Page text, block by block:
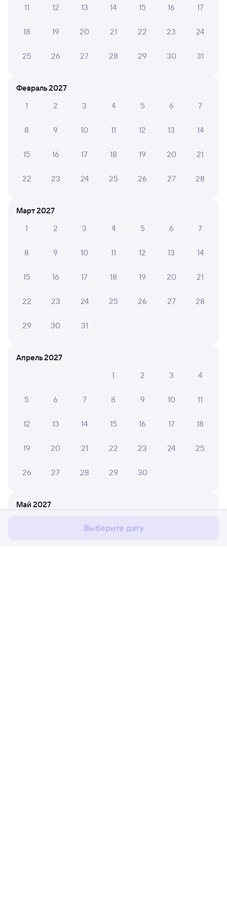
А ещё здесь можно найти
Обратные билеты из Вихоревки в Беркакит
Отели
11 12 13 14 15 16 17
18 19 20 21 22 23 24
25 26 27 28 29 30 31
Февраль 2027
1
2 3 4 5 6 7
8 9 10 11 12 13 14
15 16 17 18 19 20 21
22 23 24 25 26 27 28
Март 2027
1
2 3 4 5 6 7
8 9 10 11 12 13 14
15 16 17 18 19 20 21
22 23 24 25 26 27 28
29 30 31
Апрель 2027
1
2 3 4
5 6 7 8 9 10 11
12 13 14 15 16 17 18
19 20 21 22 23 24 25
26 27 28 29 30
Май 2027
Выберите дату